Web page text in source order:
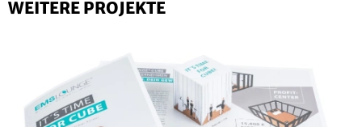
WEITERE PROJEKTE